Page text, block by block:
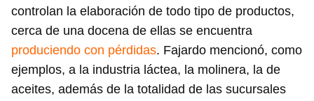
controlan la elaboración de todo tipo de productos,
cerca de una docena de ellas se encuentra
produciendo con pérdidas. Fajardo mencionó, como
ejemplos, a la industria láctea, la molinera, la de
aceites, además de la totalidad de las sucursales